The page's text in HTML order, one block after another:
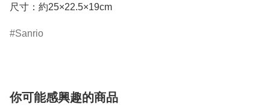
Sanrio
你可能感興趣的商品